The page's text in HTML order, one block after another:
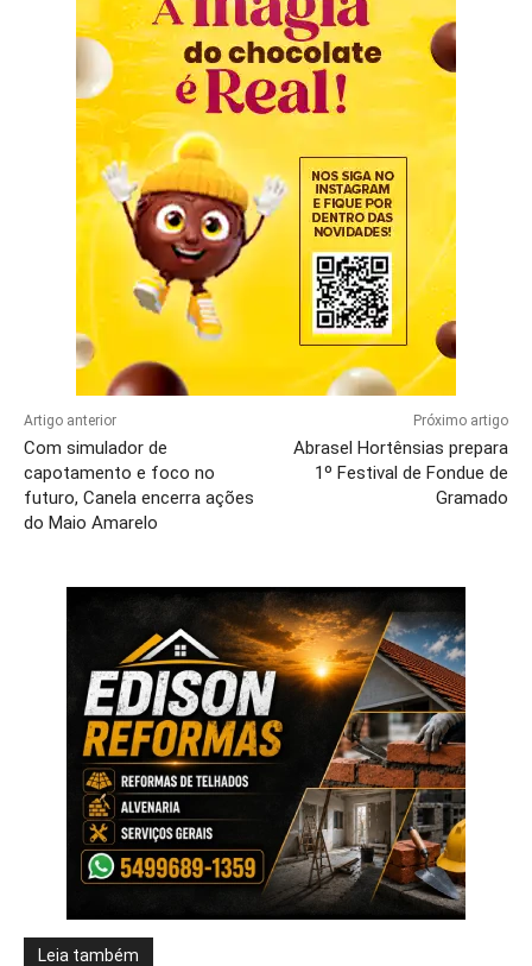
Artigo anterior
Com simulador de
capotamento e foco no
futuro, Canela encerra ações
do Maio Amarelo
Próximo artigo
Abrasel Hortênsias prepara
1º Festival de Fondue de
Gramado
Leia também